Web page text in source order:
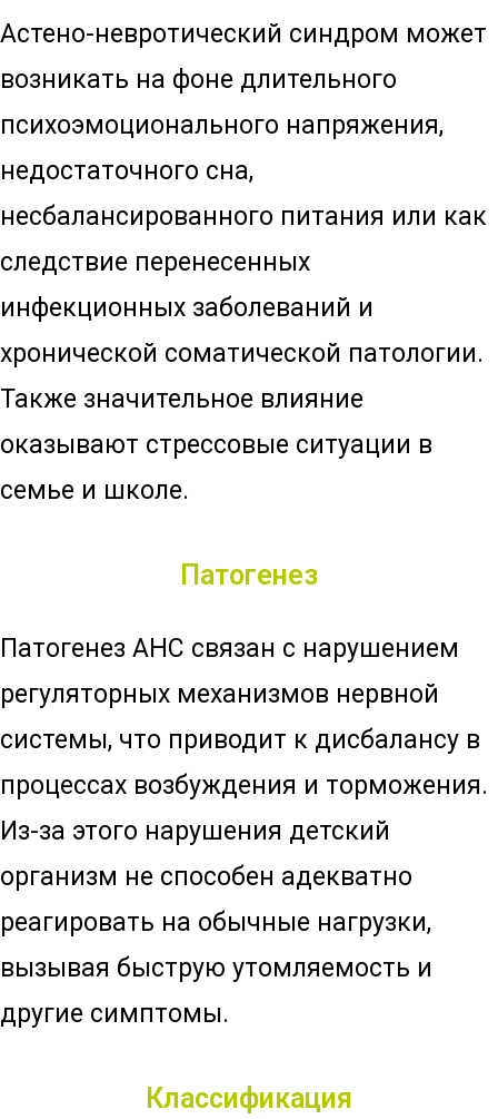
Астено-невротический синдром может
возникать на фоне длительного
психоэмоционального напряжения,
недостаточного сна,
несбалансированного питания или как
следствие перенесенных
инфекционных заболеваний и
хронической соматической патологии.
Также значительное влияние
оказывают стрессовые ситуации в
семье и школе.
Патогенез
Патогенез АНС связан с нарушением
регуляторных механизмов нервной
системы, что приводит к дисбалансу в
процессах возбуждения и торможения.
Из-за этого нарушения детский
организм не способен адекватно
реагировать на обычные нагрузки,
вызывая быструю утомляемость и
другие симптомы.
Классификация